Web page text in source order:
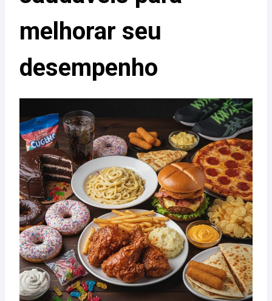
melhorar seu
desempenho